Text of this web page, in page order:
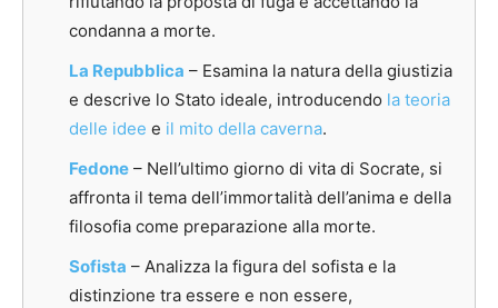
condanna a morte.
La Repubblica – Esamina la natura della giustizia
e descrive lo Stato ideale, introducendo la teoria
delle idee e il mito della caverna.
Fedone – Nell’ultimo giorno di vita di Socrate, si
affronta il tema dell’immortalità dell’anima e della
filosofia come preparazione alla morte.
Sofista – Analizza la figura del sofista e la
distinzione tra essere e non essere,